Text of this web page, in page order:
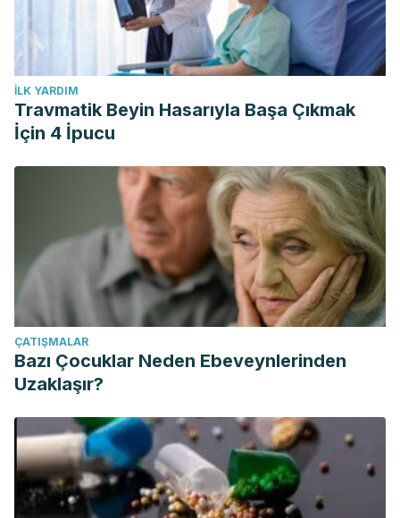
İLK YARDIM
Travmatik Beyin Hasarıyla Başa Çıkmak
İçin 4 İpucu
ÇATIŞMALAR
Bazı Çocuklar Neden Ebeveynlerinden
Uzaklaşır?